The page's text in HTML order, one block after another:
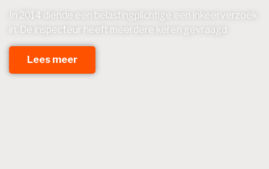
In 2014 diende een belastingplichtige een inkeerverzoek
in. De inspecteur heeft meerdere keren gevraagd
Lees meer